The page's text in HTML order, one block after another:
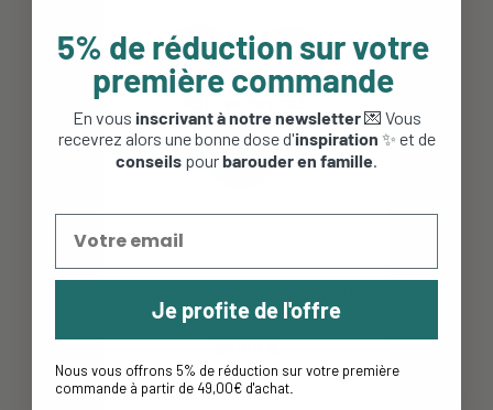
and Carol
29,90 €
5% de réduction sur votre
première commande
En vous inscrivant à notre newsletter💌 Vous
recevrez alors une bonne dose d'inspiration ✨ et de
conseils pourbarouder en famille
Je profite de l'offre
Nous vous offrons 5% de réduction sur votre première
commande à partir de 49,00€ d'achat